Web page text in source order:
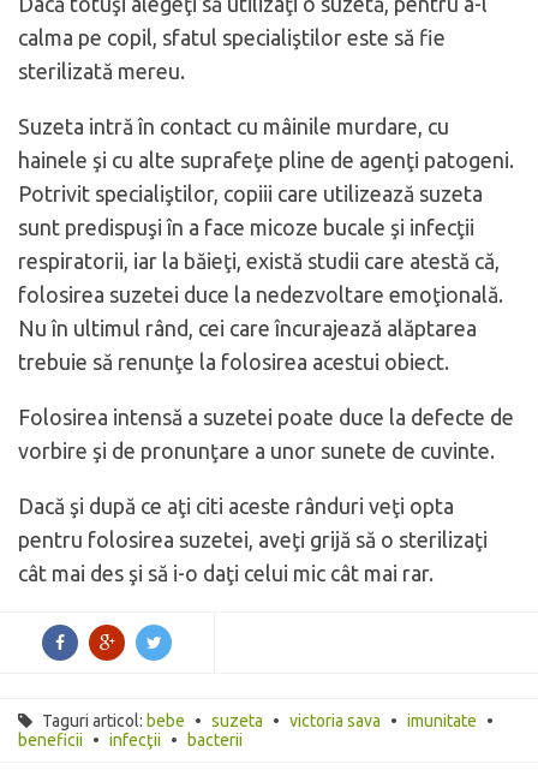
calma pe copil, sfatul specialiştilor este să fie
sterilizată mereu.
Suzeta intră în contact cu mâinile murdare, cu
hainele şi cu alte suprafeţe pline de agenţi patogeni.
Potrivit specialiştilor, copiii care utilizează suzeta
sunt predispuşi în a face micoze bucale şi infecţii
respiratorii, iar la băieţi, există studii care atestă că,
folosirea suzetei duce la nedezvoltare emoţională.
Nu în ultimul rând, cei care încurajează alăptarea
trebuie să renunţe la folosirea acestui obiect.
Folosirea intensă a suzetei poate duce la defecte de
vorbire şi de pronunţare a unor sunete de cuvinte.
Dacă şi după ce aţi citi aceste rânduri veţi opta
pentru folosirea suzetei, aveţi grijă să o sterilizaţi
cât mai des şi să i-o daţi celui mic cât mai rar.
Taguri articol: bebe • suzeta • victoria sava • imunitate
•
beneficii
• infecţii • bacterii